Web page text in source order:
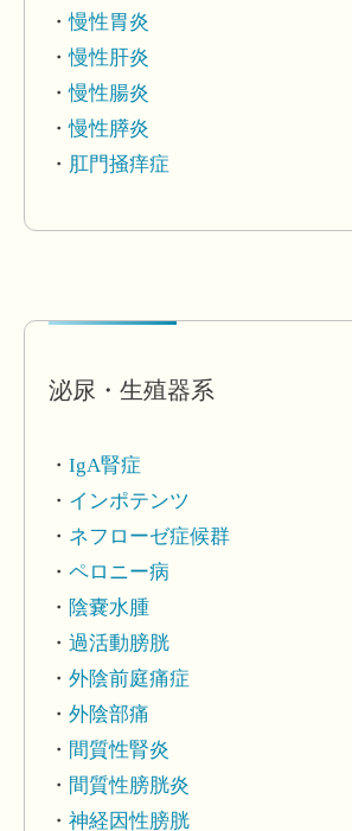
慢性胃炎
慢性肝炎
慢性腸炎
慢性膵炎
肛門掻痒症
泌尿・生殖器系
IgA腎症
インポテンツ
ネフローゼ症候群
ペロニー病
陰嚢水腫
過活動膀胱
外陰前庭痛症
外陰部痛
間質性腎炎
間質性膀胱炎
神経因性膀胱